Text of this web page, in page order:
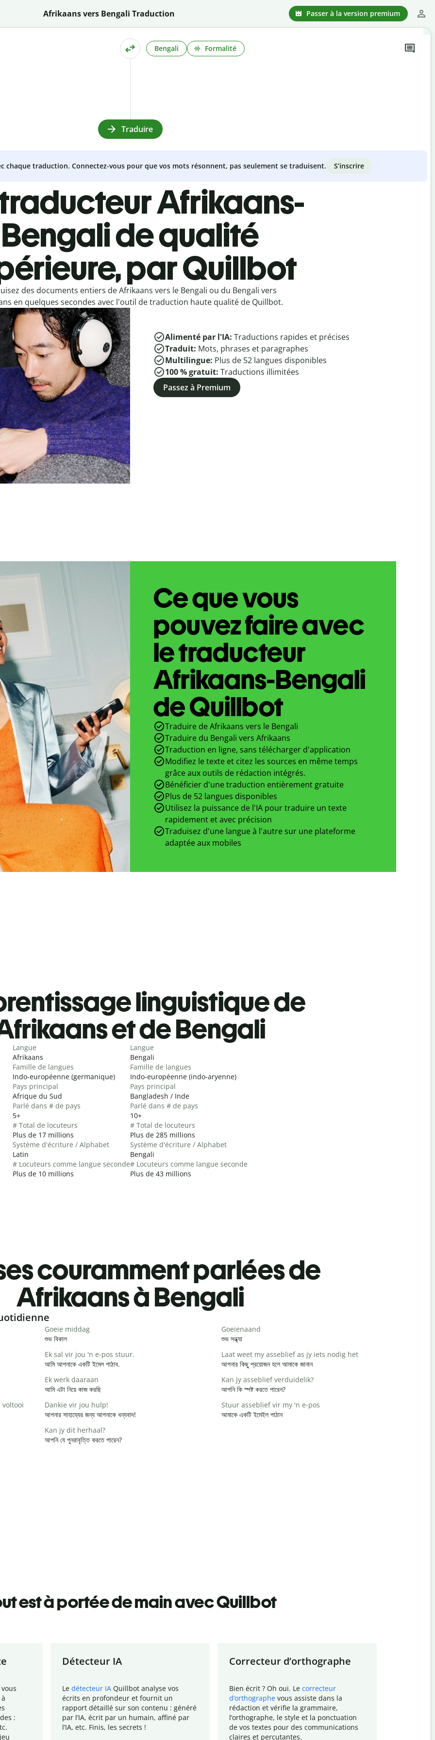
Afrikaans vers Bengali Traduction Passer à la version premium
Bengali Formalité
Traduire
chaque traduction. Connectez-vous pour que vos mots résonnent, pas seulement se traduisent. S’inscrire
Afrikaans-
Bengali de qualité
par Quillbot
des documents entiers de Afrikaans vers le Bengali ou du Bengali vers
en quelques secondes avec l'outil de traduction haute qualité de Quillbot.
Alimenté par l'IA: Traductions rapides et précises
Traduit: Mots, phrases et paragraphes
Multilingue: Plus de 52 langues disponibles
100 % gratuit: Traductions illimitées
Passez à Premium
Ce que vous
pouvez faire avec
le traducteur
Afrikaans-Bengali
de Quillbot
Traduire de Afrikaans vers le Bengali
Traduire du Bengali vers Afrikaans
Traduction en ligne, sans télécharger d'application
Modifiez le texte et citez les sources en même temps
grâce aux outils de rédaction intégrés.
Bénéficier d'une traduction entièrement gratuite
Plus de 52 langues disponibles
Utilisez la puissance de l'IA pour traduire un texte
rapidement et avec précision
Traduisez d'une langue à l'autre sur une plateforme
adaptée aux mobiles
linguistique de
et de Bengali
Langue
Afrikaans
Famille de langues
Indo-européenne (germanique)
Pays principal
Afrique du Sud
Parlé dans # de pays
5+
# Total de locuteurs
Plus de 17 millions
Système d'écriture / Alphabet
Latin
# Locuteurs comme langue seconde
Plus de 10 millions
Langue
Bengali
Famille de langues
Indo-européenne (indo-aryenne)
Pays principal
Bangladesh / Inde
Parlé dans # de pays
10+
# Total de locuteurs
Plus de 285 millions
Système d'écriture / Alphabet
Bengali
# Locuteurs comme langue seconde
Plus de 43 millions
couramment parlées de
Afrikaans à Bengali
Goeie middag
শুভ বিকাল
Goeienaand
শুভ সন্ধ্যা
Ek sal vir jou 'n e-pos stuur.
আমি আপনাকে একটি ইমেল পাঠাব.
Laat weet my asseblief as jy iets nodig het
আপনার কিছু প্রয়োজন হলে আমাকে জানান
Ek werk daaraan
আমি এটা নিয়ে কাজ করছি
Kan jy asseblief verduidelik?
আপনি কি স্পষ্ট করতে পারেন?
voltooi
Dankie vir jou hulp!
আপনার সাহায্যের জন্য আপনাকে ধন্যবাদ!
Stuur asseblief vir my 'n e-pos
আমাকে একটি ইমেইল পাঠান
Kan jy dit herhaal?
আপনি যে পুনরাবৃত্তি করতে পারেন?
est à portée de main avec Quillbot
:
Détecteur IA
Le détecteur IA Quillbot analyse vos
écrits en profondeur et fournit un
rapport détaillé sur son contenu : généré
par l’IA, écrit par un humain, affiné par
l’IA, etc. Finis, les secrets !
Correcteur d’orthographe
Bien écrit ? Oh oui. Le correcteur
d’orthographe vous assiste dans la
rédaction et vérifie la grammaire,
l’orthographe, le style et la ponctuation
de vos textes pour des communications
claires et percutantes.